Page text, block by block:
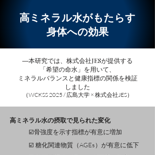
高ミネラル水がもたらす
身体への効果
―本研究では、株式会社JESが提供する
「希望の命水」を用いて、
ミネラルバランスと健康指標の関係を検証
しました
（WCKSS 2025 / 広島大学 × 株式会社JES）
高ミネラル水の摂取で見られた変化
☑️骨強度を示す指標が有意に増加
☑️ 糖化関連物質（AGEs）が有意に低下